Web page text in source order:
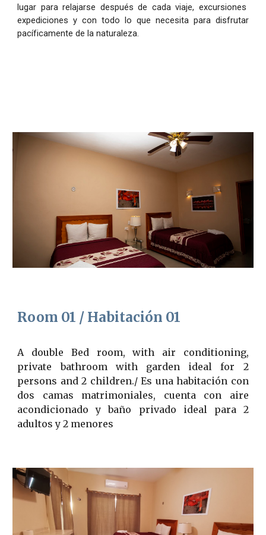
lugar para relajarse después de cada viaje, excursiones
expediciones y con todo lo que necesita para disfrutar
pacíficamente de la naturaleza.
Room 01 / Habitación 01
A double Bed room, with air conditioning,
private bathroom with garden ideal for 2
persons and 2 children./ Es una habitación con
dos camas matrimoniales, cuenta con aire
acondicionado y baño privado ideal para 2
adultos y 2 menores